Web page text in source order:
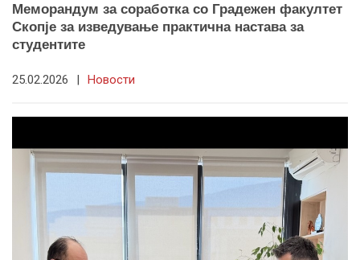
Меморандум за соработка со Градежен факултет
Скопје за изведување практична настава за
студентите
25.02.2026 | Новости